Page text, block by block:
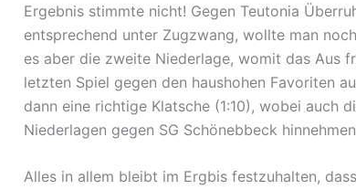
Ergebnis stimmte nicht! Gegen Teutonia
entsprechend unter Zugzwang, wollte man
es aber die zweite Niederlage, womit das Aus
letzten Spiel gegen den haushohen Favoriten
dann eine richtige Klatsche (1:10), wobei auch
Niederlagen gegen SG Schönebbeck
Alles in allem bleibt im Ergbis festzuhalten,